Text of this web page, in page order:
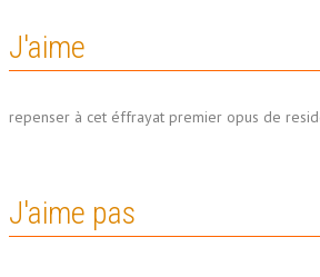
J'aime
repenser à cet éffrayat premier opus de
J'aime pas